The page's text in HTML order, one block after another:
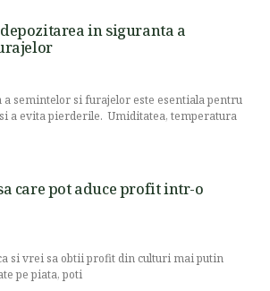
in siguranta a
a semintelor si furajelor este esentiala pentru
a evita pierderile. Umiditatea, temperatura
care pot aduce profit intr-o
si vrei sa obtii profit din culturi mai putin
pe piata, poti